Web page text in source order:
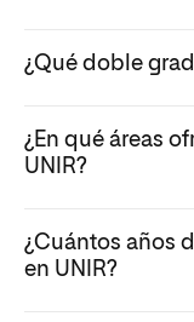
¿Qué doble
¿En qué áreas
UNIR?
¿Cuántos años
en UNIR?